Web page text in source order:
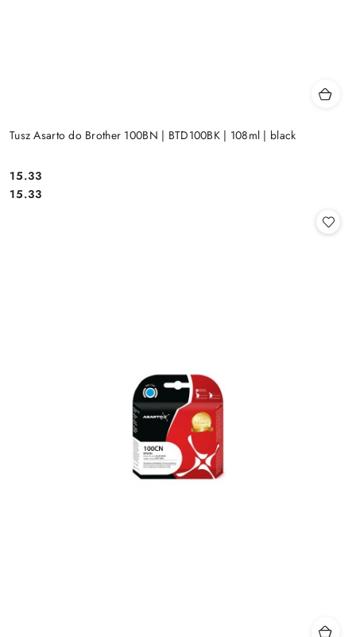
Tusz Asarto do Brother 100BN | BTD100BK | 108ml | black
Cena:
15.33
Cena:
15.33